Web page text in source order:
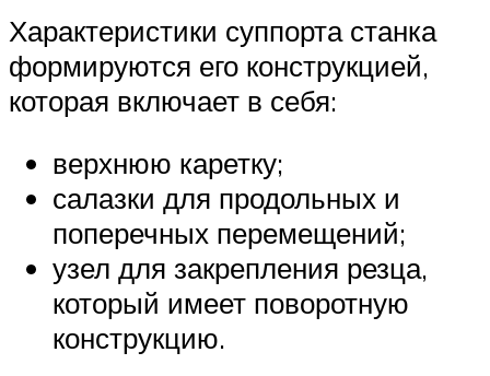
Характеристики суппорта станка
формируются его конструкцией,
которая включает в себя:
верхнюю каретку;
салазки для продольных и
поперечных перемещений;
узел для закрепления резца,
который имеет поворотную
конструкцию.